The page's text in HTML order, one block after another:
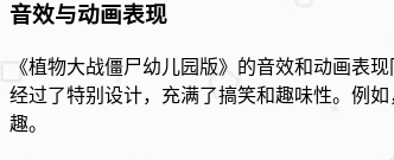
音效与动画表现
《植物大战僵尸幼儿园版》的音效和动画表
经过了特别设计，充满了搞笑和趣味性。例
趣。